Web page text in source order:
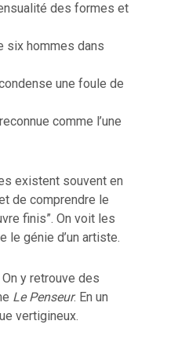
des formes et
six hommes dans
une foule de
comme l’une
existent souvent en
de comprendre le
finis”. On voit les
le génie d’un artiste.
y retrouve des
Le Penseur. En un
vertigineux.